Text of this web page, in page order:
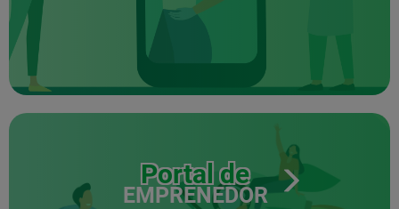
Portal de
EMPRENEDOR